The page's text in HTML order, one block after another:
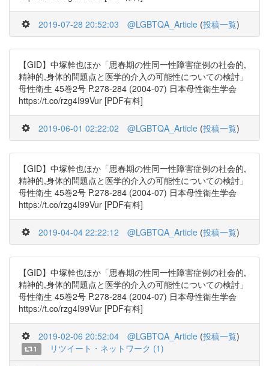
2019-07-28 20:52:03 @LGBTQA_Article (投稿一覧)
【GID】中塚幹也ほか「思春期の性同一性障害症例の社会的,
精神的,身体的問題点と医学的介入の可能性についての検討」
母性衛生 45巻2号 P.278-284 (2004-07) 日本母性衛生学会
https://t.co/rzg4I99Vur [PDF有料]
2019-06-01 02:22:02 @LGBTQA_Article (投稿一覧)
【GID】中塚幹也ほか「思春期の性同一性障害症例の社会的,
精神的,身体的問題点と医学的介入の可能性についての検討」
母性衛生 45巻2号 P.278-284 (2004-07) 日本母性衛生学会
https://t.co/rzg4I99Vur [PDF有料]
2019-04-04 22:22:12 @LGBTQA_Article (投稿一覧)
【GID】中塚幹也ほか「思春期の性同一性障害症例の社会的,
精神的,身体的問題点と医学的介入の可能性についての検討」
母性衛生 45巻2号 P.278-284 (2004-07) 日本母性衛生学会
https://t.co/rzg4I99Vur [PDF有料]
2019-02-06 20:52:04 @LGBTQA_Article (投稿一覧)
1 リツイート・ネットワーク (1)